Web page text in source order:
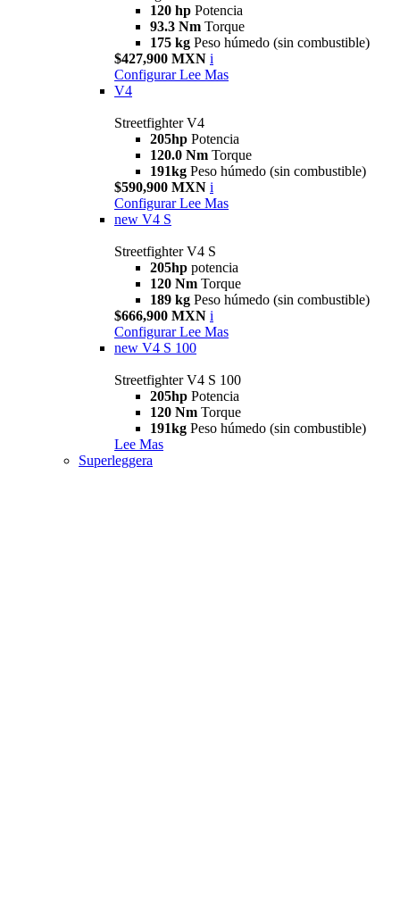
120 hp Potencia
93.3 Nm Torque
175 kg Peso húmedo (sin combustible)
$427,900 MXN i
Configurar Lee Mas
V4
Streetfighter V4
205hp Potencia
120.0 Nm Torque
191kg Peso húmedo (sin combustible)
$590,900 MXN i
Configurar Lee Mas
new V4 S
Streetfighter V4 S
205hp potencia
120 Nm Torque
189 kg Peso húmedo (sin combustible)
$666,900 MXN i
Configurar Lee Mas
new V4 S 100
Streetfighter V4 S 100
205hp Potencia
120 Nm Torque
191kg Peso húmedo (sin combustible)
Lee Mas
Superleggera